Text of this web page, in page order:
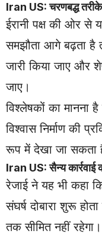
Iran US: चरणबद्ध
ईरानी पक्ष की ओर से
समझौता आगे बढ़ता है
जारी किया जाए और
जाए।
विश्लेषकों का मानना
विश्वास निर्माण की
रूप में देखा जा सकता
Iran US: सैन्य कार्रवाई
रेजाई ने यह भी कहा
संघर्ष दोबारा शुरू
तक सीमित नहीं